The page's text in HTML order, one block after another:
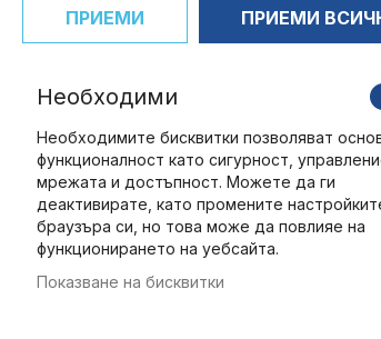
Преминете
края
на
галерията
на
изображенията
ПРИЕМИ ПРИЕМИ
Необходими
Необходимите бисквитки позволяват
функционалност като сигурност,
мрежата и достъпност. Можете да ги
деактивирате, като промените
браузъра си, но това може да повлияе на
функционирането на уебсайта.
Показване на бисквитки